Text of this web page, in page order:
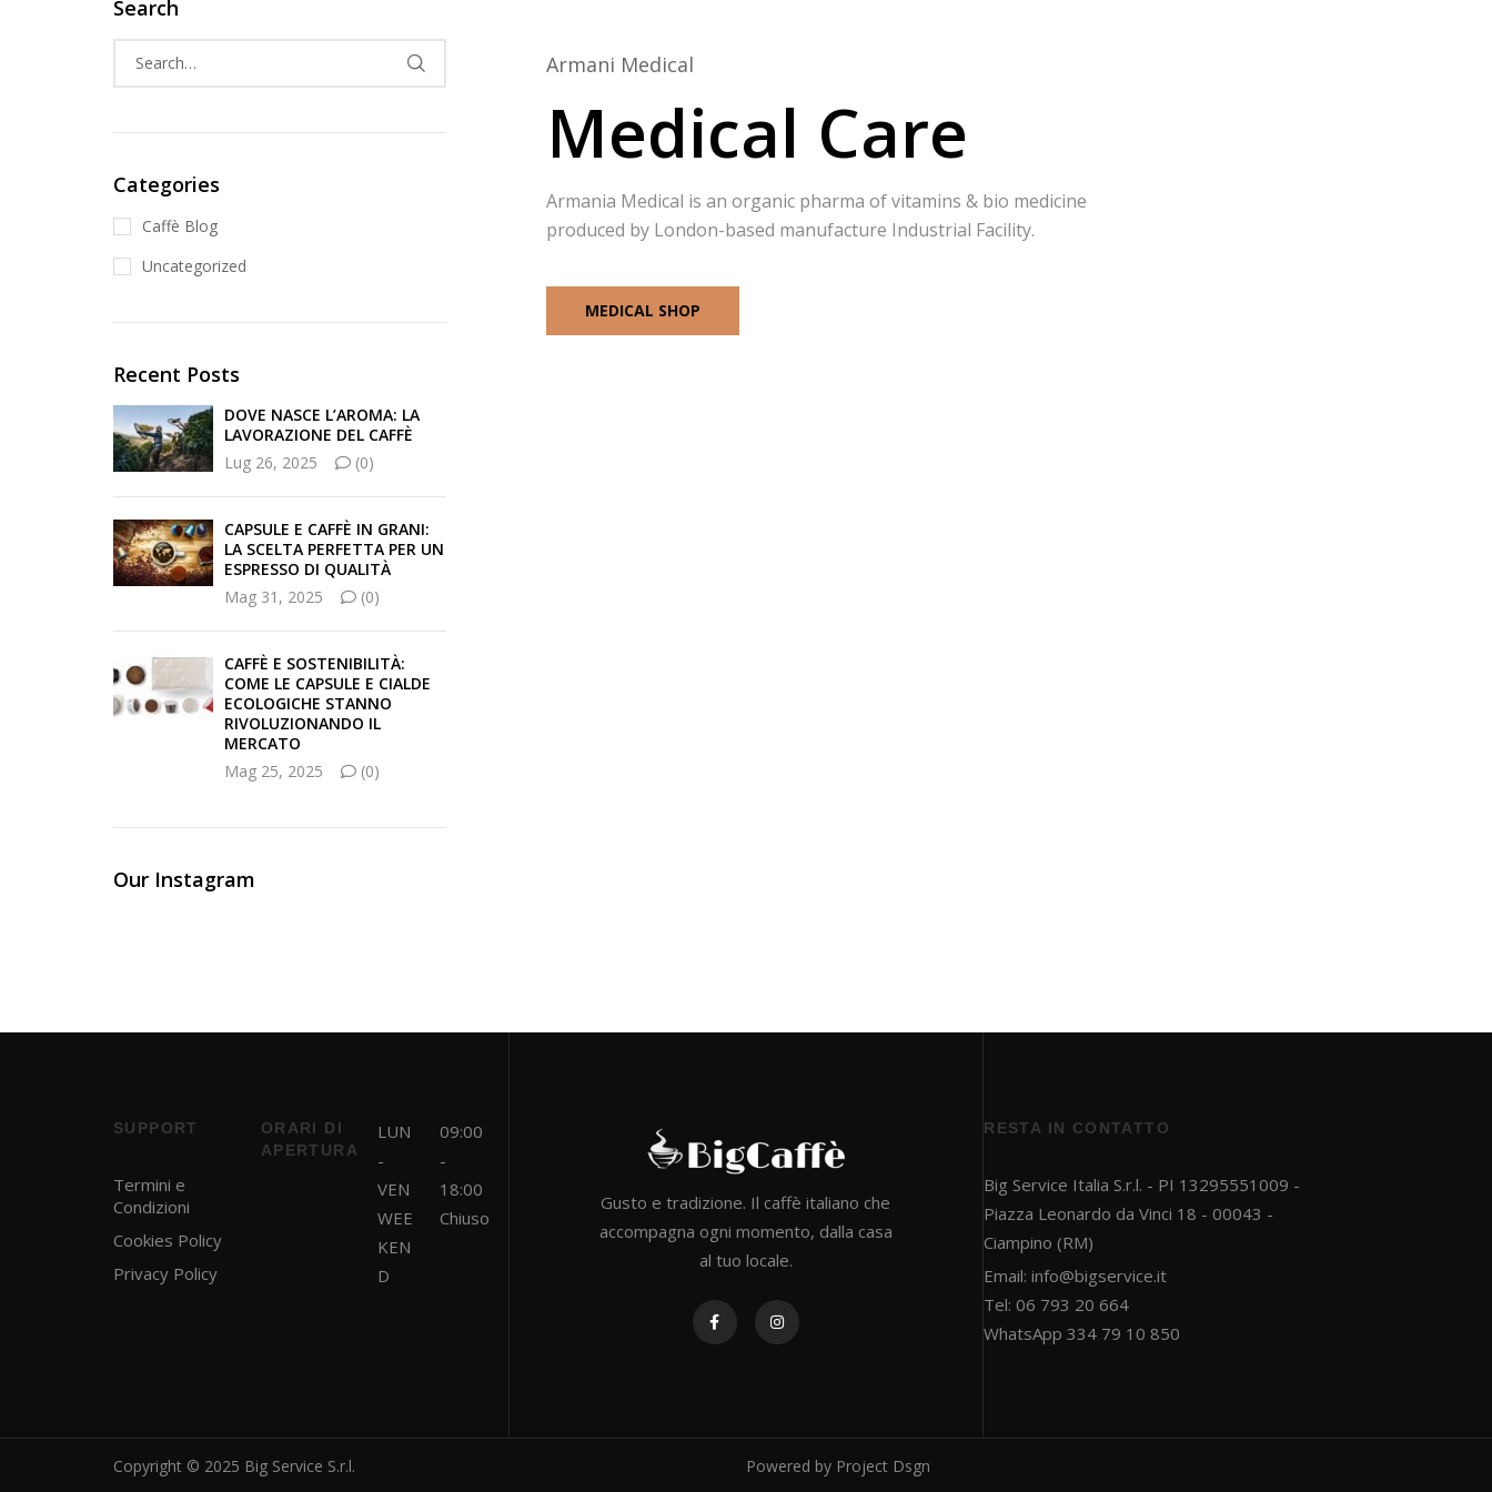
Armani Medical
Medical Care
Armania Medical is an organic pharma of vitamins & bio medicine
produced by London-based manufacture Industrial Facility.
MEDICAL SHOP
Search
Categories
Caffè Blog
Uncategorized
Recent Posts
DOVE NASCE L’AROMA: LA
LAVORAZIONE DEL CAFFÈ
Lug 26, 2025
(0)
CAPSULE E CAFFÈ IN GRANI:
LA SCELTA PERFETTA PER UN
ESPRESSO DI QUALITÀ
Mag 31, 2025
(0)
CAFFÈ E SOSTENIBILITÀ:
COME LE CAPSULE E CIALDE
ECOLOGICHE STANNO
RIVOLUZIONANDO IL
MERCATO
Mag 25, 2025
(0)
Our Instagram
SUPPORT
Termini e
Condizioni
Cookies Policy
Privacy Policy
ORARI DI
APERTURA
LUN
-
VEN
WEE
KEN
D
09:00
-
18:00
Chiuso
Gusto e tradizione. Il caffè italiano che
accompagna ogni momento, dalla casa
al tuo locale.
RESTA IN CONTATTO
Big Service Italia S.r.l. - PI 13295551009 -
Piazza Leonardo da Vinci 18 - 00043 -
Ciampino (RM)
Email:info@bigservice.it
Tel: 06 793 20 664
WhatsApp 334 79 10 850
Copyright © 2025 Big Service S.r.l. Powered by Project Dsgn